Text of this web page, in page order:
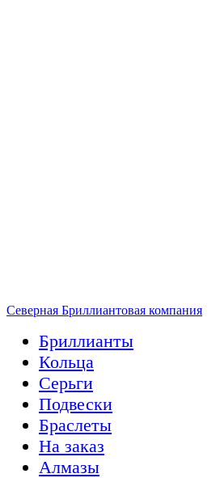
Северная Бриллиантовая компания
Бриллианты
Кольца
Серьги
Подвески
Браслеты
На заказ
Алмазы